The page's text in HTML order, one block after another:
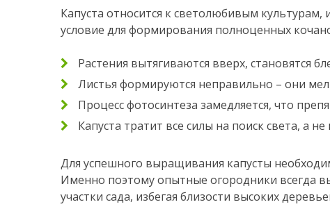
Капуста относится к светолюбивым
условие для формирования полноценных
Растения вытягиваются вверх, становятся
Листья формируются неправильно – они
Процесс фотосинтеза замедляется, что
Капуста тратит все силы на поиск света, а
Для успешного выращивания капусты
Именно поэтому опытные огородники всегда
участки сада, избегая близости высоких